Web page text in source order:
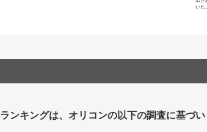
いた
ンキングは、オリコンの以下の調査に基づい